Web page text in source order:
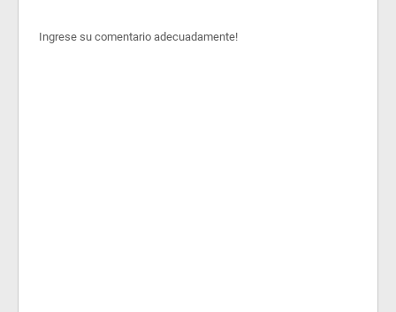
Ingrese su comentario adecuadamente!